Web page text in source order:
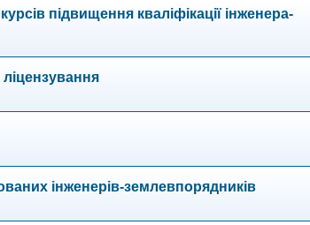
підвищення кваліфікації інженера-
ліцензування
інженерів-землевпорядників